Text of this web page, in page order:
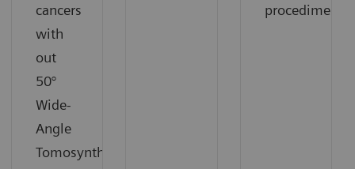
cancers
with
out
50°
Wide-
Angle
Tomosynthesis.